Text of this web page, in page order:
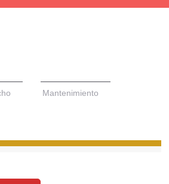
Mantenimiento